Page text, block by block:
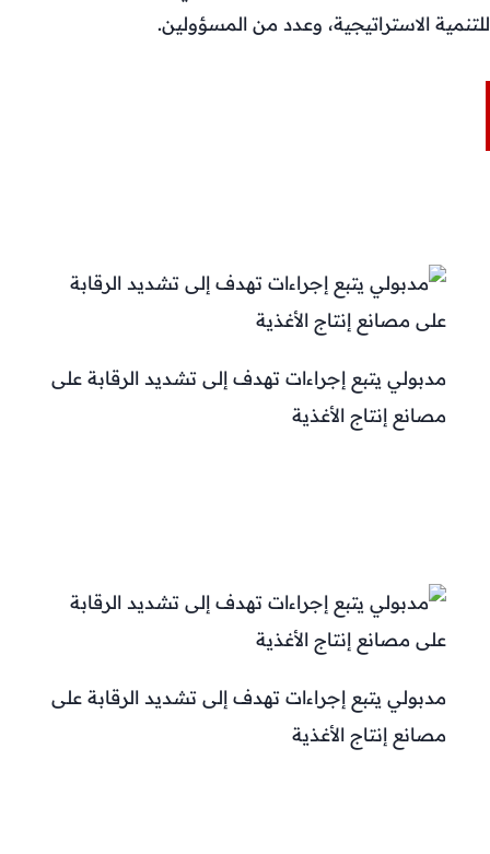
للتنمية الاستراتيجية، وعدد من المسؤولين.
مدبولي يتبع إجراءات تهدف إلى تشديد الرقابة على
مصانع إنتاج الأغذية
مدبولي يتبع إجراءات تهدف إلى تشديد الرقابة على
مصانع إنتاج الأغذية